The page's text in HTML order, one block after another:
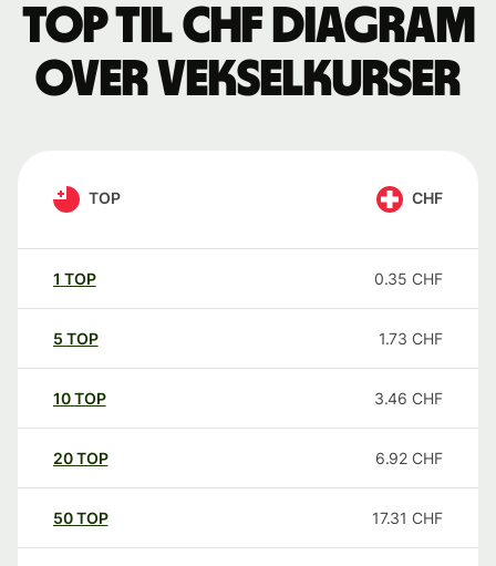
TOP til CHF Diagram
over vekselkurser
TOP CHF
1 TOP 0.35 CHF
5 TOP 1.73 CHF
10TOP 3.46 CHF
20TOP 6.92 CHF
50TOP 17.31 CHF